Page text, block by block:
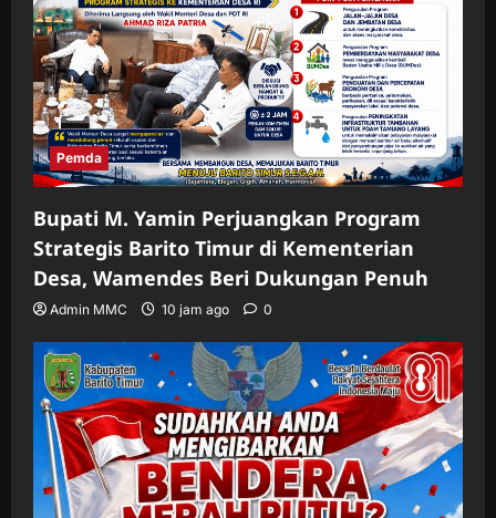
Pemda
Bupati M. Yamin Perjuangkan Program
Strategis Barito Timur di Kementerian
Desa, Wamendes Beri Dukungan Penuh
Admin MMC 10 jam ago 0